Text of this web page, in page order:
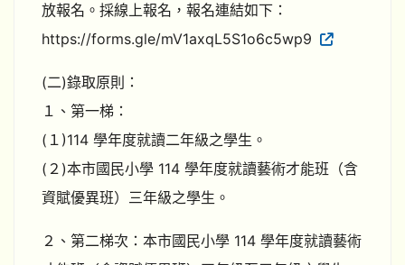
放報名。採線上報名，報名連結如下：
https://forms.gle/mV1axqL5S1o6c5wp9
(二)錄取原則：
１、第一梯：
(１)114 學年度就讀二年級之學生。
(２)本市國民小學 114 學年度就讀藝術才能班（含
資賦優異班）三年級之學生。
２、第二梯次：本市國民小學 114 學年度就讀藝術